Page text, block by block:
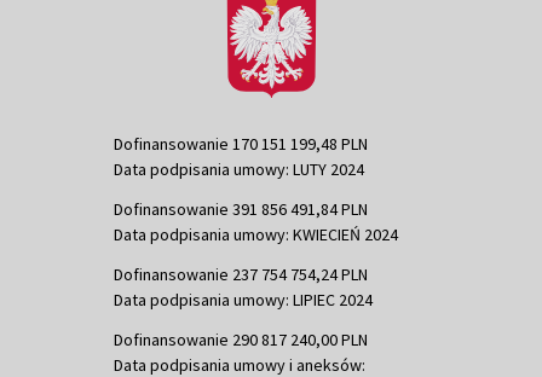
Dofinansowanie 170 151 199,48 PLN
Data podpisania umowy: LUTY 2024
Dofinansowanie 391 856 491,84 PLN
Data podpisania umowy: KWIECIEŃ 2024
Dofinansowanie 237 754 754,24 PLN
Data podpisania umowy: LIPIEC 2024
Dofinansowanie 290 817 240,00 PLN
Data podpisania umowy i aneksów: